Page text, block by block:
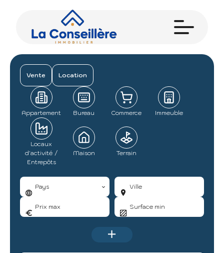
Vente Location
Appartement Bureau Commerce Immeuble
Locaux
d'activité /
Entrepôts
Maison Terrain
Pays Ville